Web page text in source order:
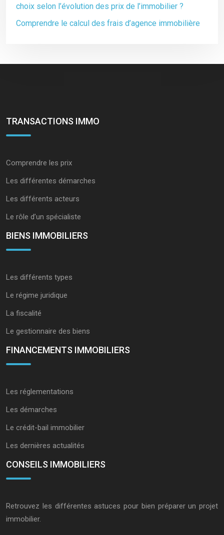
choix selon l’évolution des prix de l’immobilier ?
Comprendre le calcul des frais d’agence immobilière
TRANSACTIONS IMMO
Comprendre les prix
Les différentes démarches
Les différents acteurs
Le rôle d’un spécialiste
BIENS IMMOBILIERS
Les différents types
Le régime juridique
La fiscalité
Le gestionnaire des biens
FINANCEMENTS IMMOBILIERS
Les réglementations
Les démarches
Le crédit-bail immobilier
Les dernières actualités
CONSEILS IMMOBILIERS
Retrouvez les différentes astuces pour bien préparer un projet
immobilier.